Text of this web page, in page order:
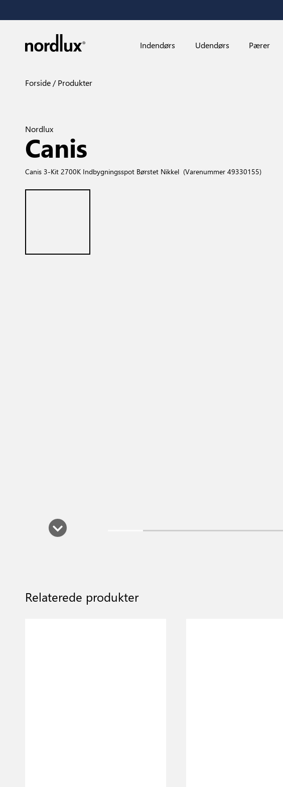
Indendørs Udendørs Pærer
Forside Produkter
Nordlux
Canis
Canis 3-Kit 2700K Indbygningsspot Børstet Nikkel (Varenummer 49330155)
Relaterede produkter